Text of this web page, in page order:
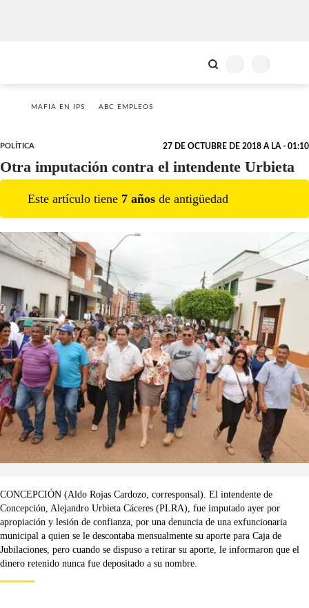
MAFIA EN IPS ABC EMPLEOS
POLÍTICA 27 DE OCTUBRE DE 2018 A LA - 01:10
Otra imputación contra el intendente Urbieta
Este artículo tiene 7 años de antigüedad
CONCEPCIÓN (Aldo Rojas Cardozo, corresponsal). El intendente de
Concepción, Alejandro Urbieta Cáceres (PLRA), fue imputado ayer por
apropiación y lesión de confianza, por una denuncia de una exfuncionaria
municipal a quien se le descontaba mensualmente su aporte para Caja de
Jubilaciones, pero cuando se dispuso a retirar su aporte, le informaron que el
dinero retenido nunca fue depositado a su nombre.